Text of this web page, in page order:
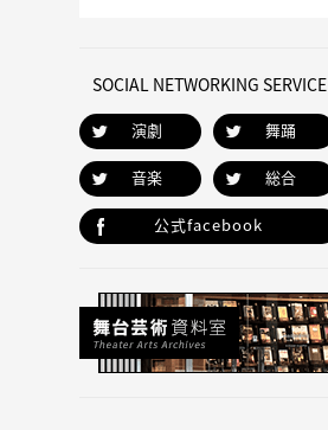
SOCIAL NETWORKING SERVICE
演劇 舞踊
音楽 総合
公式facebook